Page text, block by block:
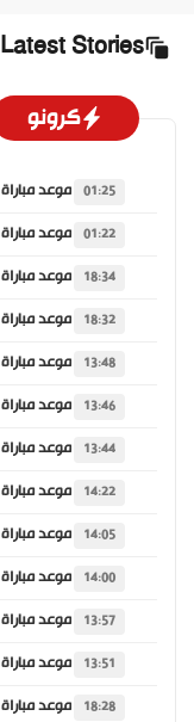
Latest Stories
كرونو
01:25
01:22
18:34
18:32
13:48
13:46
13:44
14:22
14:05
14:00
13:57
13:51
18:28